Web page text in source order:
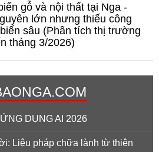
gỗ và nội thất tại Nga -
lớn nhưng thiếu công
sâu (Phân tích thị trường
tháng 3/2026)
DỤNG AI 2026
Liệu pháp chữa lành từ thiên